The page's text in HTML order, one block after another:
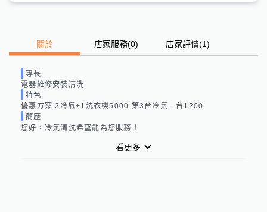
關於 店家服務(0) 店家評價(1)
專長
電器維修安裝清洗
特色
優惠方案 2冷氣+1洗衣機5000 第3台冷氣一台1200
簡歷
您好，冷氣清洗希望能為您服務！
看更多